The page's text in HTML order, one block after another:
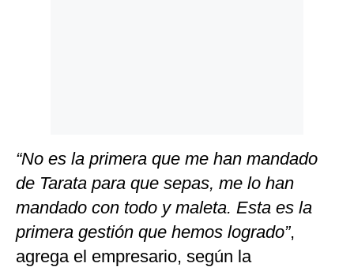
“No es la primera que me han mandado
de Tarata para que sepas, me lo han
mandado con todo y maleta. Esta es la
primera gestión que hemos logrado”,
agrega el empresario, según la